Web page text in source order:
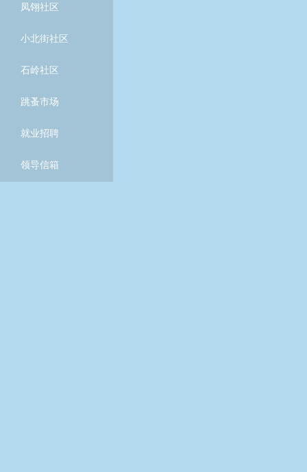
凤翎社区
小北街社区
石岭社区
跳蚤市场
就业招聘
领导信箱